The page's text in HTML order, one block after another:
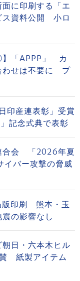
に印刷する「エ
ス資料公開 小ロ
】「APPP」 カ
わせは不要に プ
産連表彰」受賞
記念式典で表彰
合会 「2026年夏
バー攻撃の脅威
版印刷 熊本・玉
の影響なし
日・六本木ヒル
紙製アイテム